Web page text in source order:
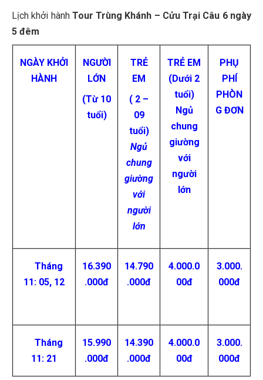
Lịch khởi hành Tour Trùng Khánh – Cửu Trại Câu 6 ngày
5 đêm
NGÀY KHỞI
HÀNH
NGƯỜI
LỚN
(Từ 10
tuổi)
TRẺ
EM
( 2 –
09
tuổi)
Ngủ
chung
giường
với
người
lớn
TRẺ EM
(Dưới 2
tuổi)
Ngủ
chung
giường
với
người
lớn
PHỤ
PHÍ
PHÒN
G ĐƠN
Tháng
11: 05, 12
16.390
.000đ
14.790
.000đ
4.000.0
00đ
3.000.
000đ
Tháng
11: 21
15.990
.000đ
14.390
.000đ
4.000.0
00đ
3.000.
000đ